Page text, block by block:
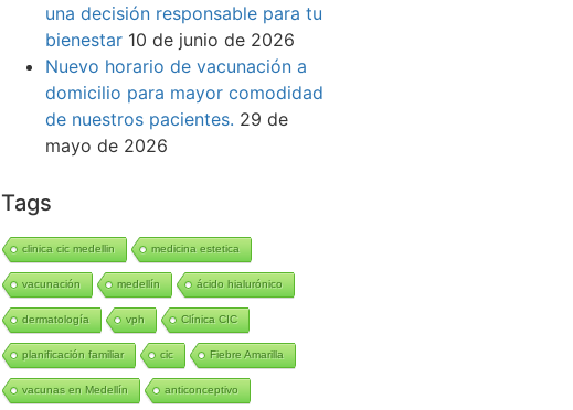
una decisión responsable para tu
bienestar 10 de junio de 2026
Nuevo horario de vacunación a
domicilio para mayor comodidad
de nuestros pacientes. 29 de
mayo de 2026
Tags
clinica cic medellin medicina estetica
vacunación medellín ácido hialurónico
dermatología vph Clínica CIC
planificación familiar cic Fiebre Amarilla
vacunas en Medellín anticonceptivo